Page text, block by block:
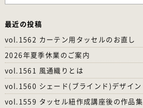
最近の投稿
vol.1562 カーテン用タッセルのお直し
2026年夏季休業のご案内
vol.1561 風通織りとは
vol.1560 シェード(ブラインド)デザイン
vol.1559 タッセル紐作成講座後の作品集